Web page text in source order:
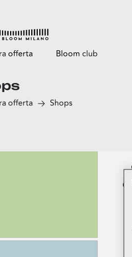
offerta Bloom club
Bloomtasty
offerta Shops